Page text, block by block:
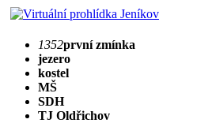
1352první zmínka
jezero
kostel
MŠ
SDH
TJ Oldřichov